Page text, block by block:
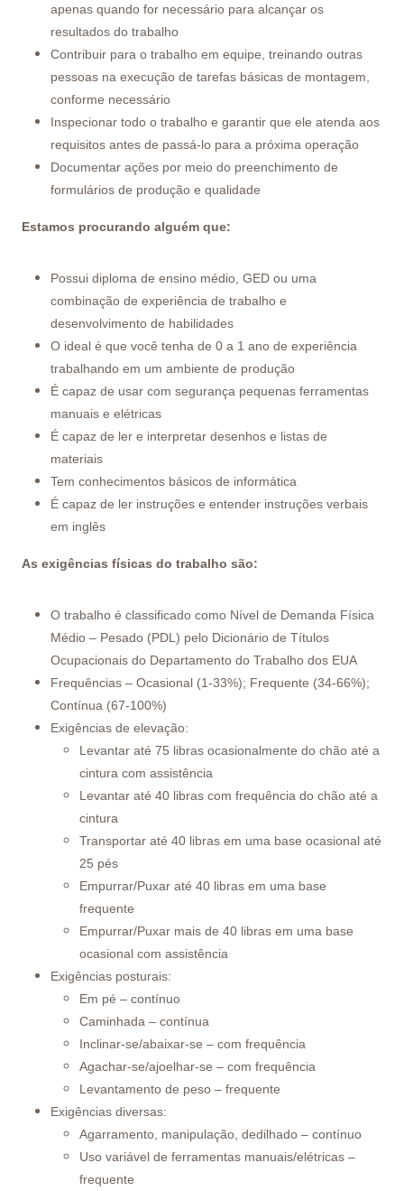
apenas quando for necessário para alcançar os
resultados do trabalho
Contribuir para o trabalho em equipe, treinando outras
pessoas na execução de tarefas básicas de montagem,
conforme necessário
Inspecionar todo o trabalho e garantir que ele atenda aos
requisitos antes de passá-lo para a próxima operação
Documentar ações por meio do preenchimento de
formulários de produção e qualidade
Estamos procurando alguém que:
Possui diploma de ensino médio, GED ou uma
combinação de experiência de trabalho e
desenvolvimento de habilidades
O ideal é que você tenha de 0 a 1 ano de experiência
trabalhando em um ambiente de produção
É capaz de usar com segurança pequenas ferramentas
manuais e elétricas
É capaz de ler e interpretar desenhos e listas de
materiais
Tem conhecimentos básicos de informática
É capaz de ler instruções e entender instruções verbais
em inglês
As exigências físicas do trabalho são:
O trabalho é classificado como Nível de Demanda Física
Médio – Pesado (PDL) pelo Dicionário de Títulos
Ocupacionais do Departamento do Trabalho dos EUA
Frequências – Ocasional (1-33%); Frequente (34-66%);
Contínua (67-100%)
Exigências de elevação:
Levantar até 75 libras ocasionalmente do chão até a
cintura com assistência
Levantar até 40 libras com frequência do chão até a
cintura
Transportar até 40 libras em uma base ocasional até
25 pés
Empurrar/Puxar até 40 libras em uma base
frequente
Empurrar/Puxar mais de 40 libras em uma base
ocasional com assistência
Exigências posturais:
Em pé – contínuo
Caminhada – contínua
Inclinar-se/abaixar-se – com frequência
Agachar-se/ajoelhar-se – com frequência
Levantamento de peso – frequente
Exigências diversas:
Agarramento, manipulação, dedilhado – contínuo
Uso variável de ferramentas manuais/elétricas –
frequente